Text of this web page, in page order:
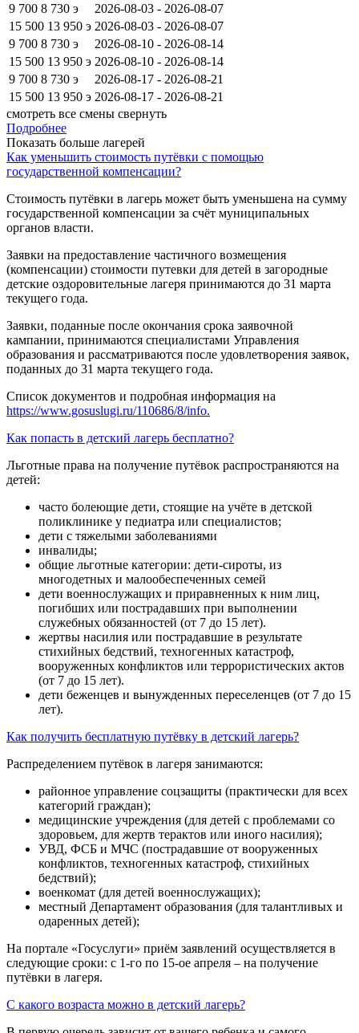
9 700 8 730 э
2026-08-03 - 2026-08-07
15 500 13 950 э 2026-08-03 - 2026-08-07
9 700 8 730 э
2026-08-10 - 2026-08-14
15 500 13 950 э 2026-08-10 - 2026-08-14
9 700 8 730 э
2026-08-17 - 2026-08-21
15 500 13 950 э 2026-08-17 - 2026-08-21
смотреть все смены свернуть
Подробнее
Показать больше лагерей
Как уменьшить стоимость путёвки с помощью
государственной компенсации?
Стоимость путёвки в лагерь может быть уменьшена на сумму
государственной компенсации за счёт муниципальных
органов власти.
Заявки на предоставление частичного возмещения
(компенсации) стоимости путевки для детей в загородные
детские оздоровительные лагеря принимаются до 31 марта
текущего года.
Заявки, поданные после окончания срока заявочной
кампании, принимаются специалистами Управления
образования и рассматриваются после удовлетворения заявок,
поданных до 31 марта текущего года.
Список документов и подробная информация на
https://www.gosuslugi.ru/110686/8/info.
Как попасть в детский лагерь бесплатно?
Льготные права на получение путёвок распространяются на
детей:
часто болеющие дети, стоящие на учёте в детской
поликлинике у педиатра или специалистов;
дети с тяжелыми заболеваниями
инвалиды;
общие льготные категории: дети-сироты, из
многодетных и малообеспеченных семей
дети военнослужащих и приравненных к ним лиц,
погибших или пострадавших при выполнении
служебных обязанностей (от 7 до 15 лет).
жертвы насилия или пострадавшие в результате
стихийных бедствий, техногенных катастроф,
вооруженных конфликтов или террористических актов
(от 7 до 15 лет).
дети беженцев и вынужденных переселенцев (от 7 до 15
лет).
Как получить бесплатную путёвку в детский лагерь?
Распределением путёвок в лагеря занимаются:
районное управление соцзащиты (практически для всех
категорий граждан);
медицинские учреждения (для детей с проблемами со
здоровьем, для жертв терактов или иного насилия);
УВД, ФСБ и МЧС (пострадавшие от вооруженных
конфликтов, техногенных катастроф, стихийных
бедствий);
военкомат (для детей военнослужащих);
местный Департамент образования (для талантливых и
одаренных детей);
На портале «Госуслуги» приём заявлений осуществляется в
следующие сроки: с 1-го по 15-ое апреля – на получение
путёвки в лагеря.
С какого возраста можно в детский лагерь?